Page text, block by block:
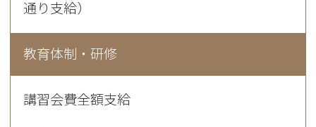
通り支給）
教育体制・研修
講習会費全額支給